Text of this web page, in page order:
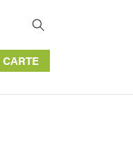
CARTE